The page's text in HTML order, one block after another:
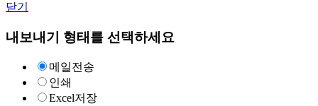
닫기
내보내기 형태를 선택하세요
메일전송
인쇄
Excel저장